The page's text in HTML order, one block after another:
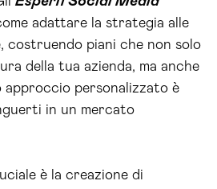
adattare la strategia alle
costruendo piani che non solo
della tua azienda, ma anche
approccio personalizzato è
in un mercato
è la creazione di